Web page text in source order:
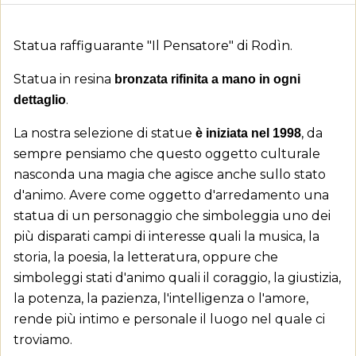
Statua raffiguarante "Il Pensatore" di Rodìn.
Statua in resina bronzata rifinita a mano in ogni
dettaglio.
La nostra selezione di statue è iniziata nel 1998, da
sempre pensiamo che questo oggetto culturale
nasconda una magia che agisce anche sullo stato
d'animo. Avere come oggetto d'arredamento una
statua di un personaggio che simboleggia uno dei
più disparati campi di interesse quali la musica, la
storia, la poesia, la letteratura, oppure che
simboleggi stati d'animo quali il coraggio, la giustizia,
la potenza, la pazienza, l'intelligenza o l'amore,
rende più intimo e personale il luogo nel quale ci
troviamo.